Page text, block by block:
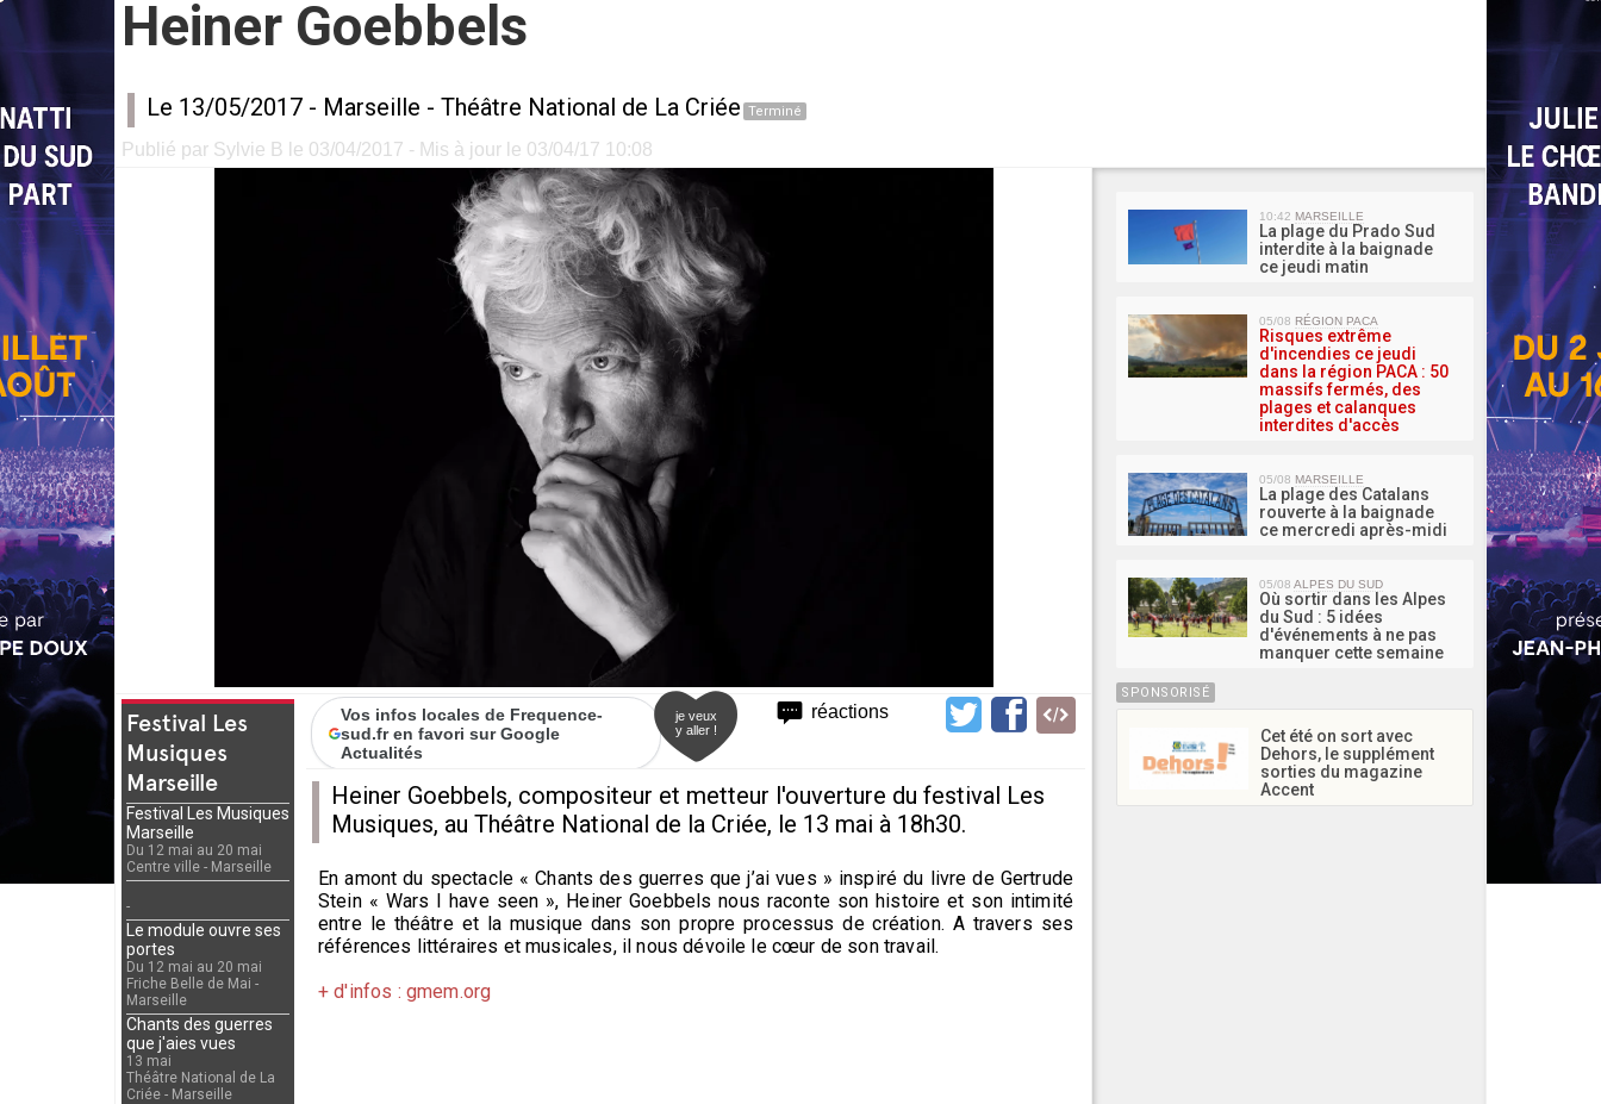
Heiner Goebbels
Le 13/05/2017 - Marseille - Théâtre National de La Criée Terminé
Publié par Sylvie B le 03/04/2017 - Mis à jour le 03/04/17 10:08
Festival Les
Musiques
Marseille
Festival Les Musiques
Marseille
Du 12 mai au 20 mai
Centre ville - Marseille
-
Le module ouvre ses
portes
Du 12 mai au 20 mai
Friche Belle de Mai -
Marseille
Chants des guerres
que j'aies vues
13 mai
Théâtre National de La
Criée - Marseille
réactions
Vos infos locales de Frequence-
sud.fr en favori sur Google
Actualités
je veux
y aller !
Heiner Goebbels, compositeur et metteur l'ouverture du festival Les
Musiques, au Théâtre National de la Criée, le 13 mai à 18h30.
En amont du spectacle « Chants des guerres que j’ai vues » inspiré du livre de Gertrude
Stein « Wars I have seen », Heiner Goebbels nous raconte son histoire et son intimité
entre le théâtre et la musique dans son propre processus de création. A travers ses
références littéraires et musicales, il nous dévoile le cœur de son travail.
+ d'infos : gmem.org
MA
10:42 MARSEILLE
La plage du Prado Sud
interdite à la baignade
ce jeudi matin
05/08 RÉGION PACA
Risques extrême
d'incendies ce jeudi
dans la région PACA : 50
massifs fermés, des
plages et calanques
interdites d'accès
05/08 MARSEILLE
La plage des Catalans
rouverte à la baignade
ce mercredi après-midi
05/08 ALPES DU SUD
Où sortir dans les Alpes
du Sud : 5 idées
d'événements à ne pas
manquer cette semaine
SPONSORISÉ
Cet été on sort avec
Dehors, le supplément
sorties du magazine
Accent